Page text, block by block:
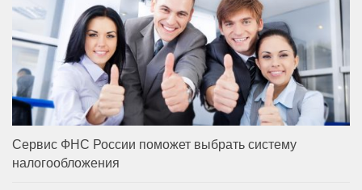
Сервис ФНС России поможет выбрать систему
налогообложения